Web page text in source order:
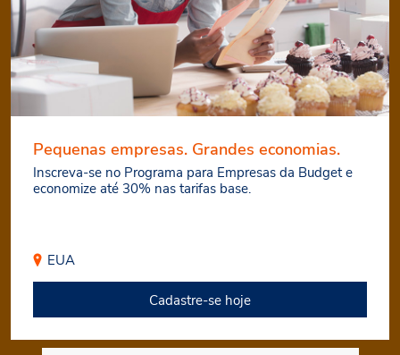
Pequenas empresas. Grandes economias.
Inscreva-se no Programa para Empresas da Budget e
economize até 30% nas tarifas base.
EUA
Cadastre-se hoje